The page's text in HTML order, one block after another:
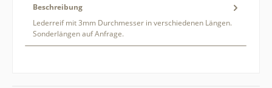
Beschreibung
Lederreif mit 3mm Durchmesser in verschiedenen Längen.
Sonderlängen auf Anfrage.